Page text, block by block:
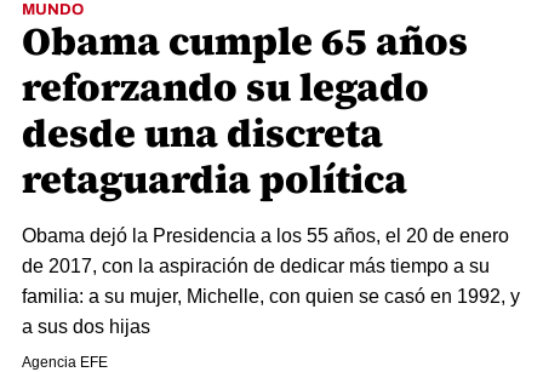
MUNDO
Obama cumple 65 años
reforzando su legado
desde una discreta
retaguardia política
Obama dejó la Presidencia a los 55 años, el 20 de enero
de 2017, con la aspiración de dedicar más tiempo a su
familia: a su mujer, Michelle, con quien se casó en 1992, y
a sus dos hijas
Agencia EFE